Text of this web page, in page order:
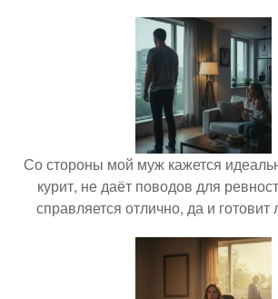
Со стороны мой муж кажется
курит, не даёт поводов для
справляется отлично, да и